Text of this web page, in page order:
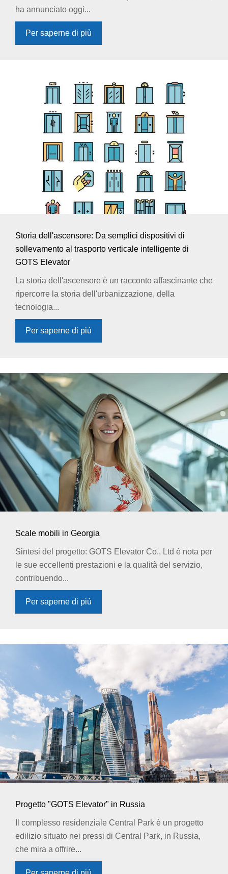
ha annunciato oggi...
Per saperne di più
Storia dell'ascensore: Da semplici dispositivi di
sollevamento al trasporto verticale intelligente di
GOTS Elevator
La storia dell'ascensore è un racconto affascinante che
ripercorre la storia dell'urbanizzazione, della
tecnologia...
Per saperne di più
Scale mobili in Georgia
Sintesi del progetto: GOTS Elevator Co., Ltd è nota per
le sue eccellenti prestazioni e la qualità del servizio,
contribuendo...
Per saperne di più
Progetto "GOTS Elevator" in Russia
Il complesso residenziale Central Park è un progetto
edilizio situato nei pressi di Central Park, in Russia,
che mira a offrire...